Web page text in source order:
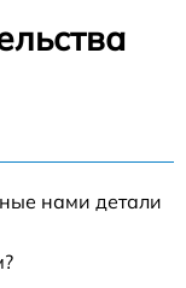
нами детали